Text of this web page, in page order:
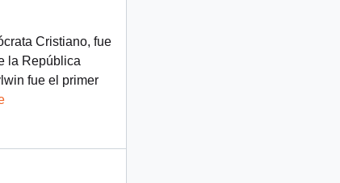
Cristiano, fue
la República
fue el primer